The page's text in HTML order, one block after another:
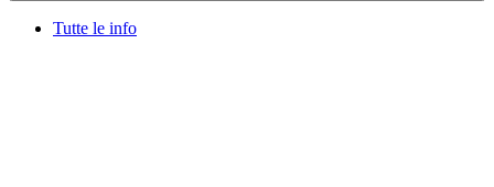
Tutte le info